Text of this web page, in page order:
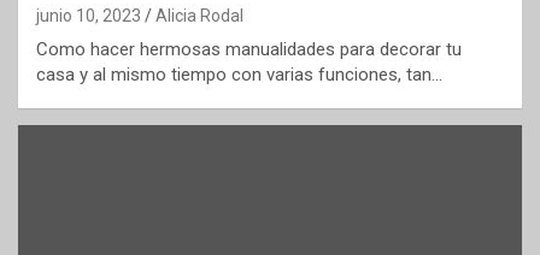
junio 10, 2023 Alicia Rodal
Como hacer hermosas manualidades para decorar tu
casa y al mismo tiempo con varias funciones, tan…